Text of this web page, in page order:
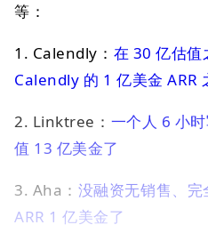
等：
1. Calendly： 在 30 亿估值
Calendly 的 1 亿美金 ARR
2. Linktree： 一个人 6 小
值 13 亿美金了
3. Aha： 没融资无销售、
ARR 1 亿美金了